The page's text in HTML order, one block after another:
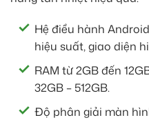
Hệ điều hành
hiệu suất, giao diện
RAM từ 2GB đến
32GB – 512GB.
Độ phân giải màn